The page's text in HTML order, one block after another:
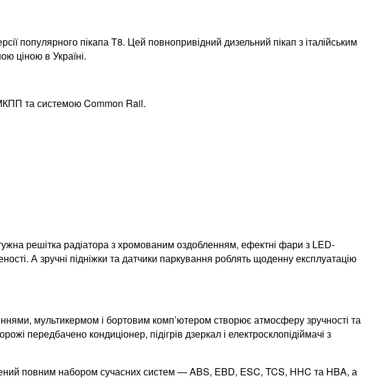
популярного пікапа T8. Цей повнопривідний дизельний пікап з італійським
ціною в Україні.
та системою Common Rail.
решітка радіатора з хромованим оздобленням, ефектні фари з LED-
А зручні підніжки та датчики паркування роблять щоденну експлуатацію
мультикермом і бортовим комп’ютером створює атмосферу зручності та
передбачено кондиціонер, підігрів дзеркал і електросклопідіймачі з
повним набором сучасних систем — ABS, EBD, ESC, TCS, HHC та HBA, а